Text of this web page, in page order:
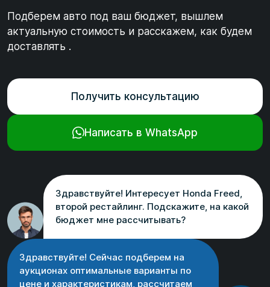
Подберем авто под ваш бюджет, вышлем
актуальную стоимость и расскажем, как будем
доставлять .
Получить консультацию
Написать в WhatsApp
Здравствуйте! Интересует Honda Freed,
второй рестайлинг. Подскажите, на какой
бюджет мне рассчитывать?
Здравствуйте! Сейчас подберем на
аукционах оптимальные варианты по
цене и характеристикам, рассчитаем